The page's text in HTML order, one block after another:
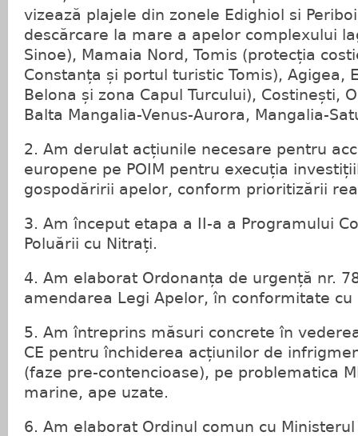
vizează plajele din zonele Edighiol si
descărcare la mare a apelor complexului
Sinoe), Mamaia Nord, Tomis (protecția
Constanța și portul turistic Tomis), Agigea,
Belona și zona Capul Turcului), Costinești,
Balta Mangalia-Venus-Aurora, Mangalia-
2. Am derulat acțiunile necesare pentru
europene pe POIM pentru execuția
gospodăririi apelor, conform prioritizării
3. Am început etapa a II-a a Programului
Poluării cu Nitrați.
4. Am elaborat Ordonanța de urgență nr.
amendarea Legi Apelor, în conformitate cu
5. Am întreprins măsuri concrete în
CE pentru închiderea acțiunilor de
(faze pre-contencioase), pe problematica
marine, ape uzate.
6. Am elaborat Ordinul comun cu